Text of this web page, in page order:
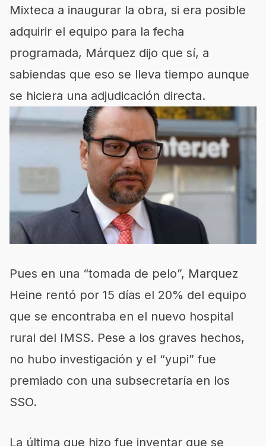
Mixteca a inaugurar la obra, si era posible
adquirir el equipo para la fecha
programada, Márquez dijo que sí, a
sabiendas que eso se lleva tiempo aunque
se hiciera una adjudicación directa.
Pues en una “tomada de pelo”, Marquez
Heine rentó por 15 días el 20% del equipo
que se encontraba en el nuevo hospital
rural del IMSS. Pese a los graves hechos,
no hubo investigación y el “yupi” fue
premiado con una subsecretaría en los
SSO.
La última que hizo fue inventar que se